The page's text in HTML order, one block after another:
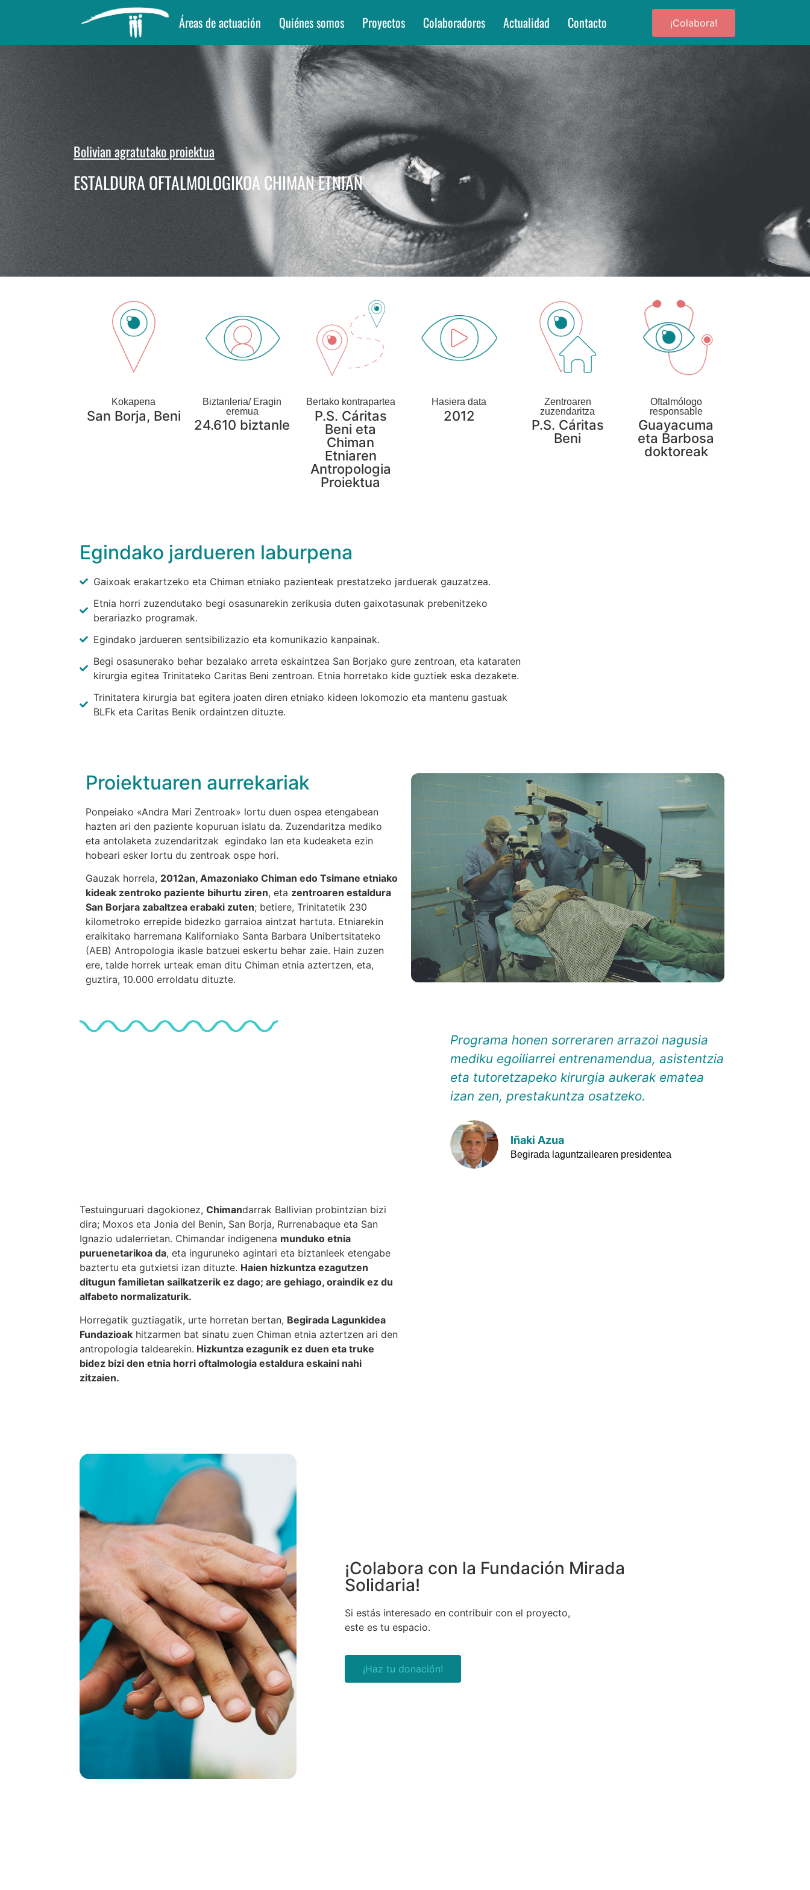
Áreas de actuación Quiénes somos Proyectos Colaboradores Actualidad Contacto ¡Colabora!
Bolivian agratutako proiektua
ESTALDURA OFTALMOLOGIKOA CHIMAN ETNIAN
Kokapena
San Borja, Beni
Biztanleria/ Eragin
eremua
24.610 biztanle
Bertako kontrapartea
P.S. Cáritas
Beni eta
Chiman
Etniaren
Antropologia
Proiektua
Hasiera data
2012
Zentroaren
zuzendaritza
P.S. Cáritas
Beni
Oftalmólogo
responsable
Guayacuma
eta Barbosa
doktoreak
Egindako jardueren laburpena
Gaixoak erakartzeko eta Chiman etniako pazienteak prestatzeko jarduerak gauzatzea.
Etnia horri zuzendutako begi osasunarekin zerikusia duten gaixotasunak prebenitzeko
berariazko programak.
Egindako jardueren sentsibilizazio eta komunikazio kanpainak.
Begi osasunerako behar bezalako arreta eskaintzea San Borjako gure zentroan, eta kataraten
kirurgia egitea Trinitateko Caritas Beni zentroan. Etnia horretako kide guztiek eska dezakete.
Trinitatera kirurgia bat egitera joaten diren etniako kideen lokomozio eta mantenu gastuak
BLFk eta Caritas Benik ordaintzen dituzte.
Proiektuaren aurrekariak
Ponpeiako «Andra Mari Zentroak» lortu duen ospea etengabean
hazten ari den paziente kopuruan islatu da. Zuzendaritza mediko
eta antolaketa zuzendaritzak egindako lan eta kudeaketa ezin
hobeari esker lortu du zentroak ospe hori.
Gauzak horrela, 2012an, Amazoniako Chiman edo Tsimane etniako
kideak zentroko paziente bihurtu ziren, eta zentroaren estaldura
San Borjara zabaltzea erabaki zuten; betiere, Trinitatetik 230
kilometroko errepide bidezko garraioa aintzat hartuta. Etniarekin
eraikitako harremana Kaliforniako Santa Barbara Unibertsitateko
(AEB) Antropologia ikasle batzuei eskertu behar zaie. Hain zuzen
ere, talde horrek urteak eman ditu Chiman etnia aztertzen, eta,
guztira, 10.000 erroldatu dituzte.
Programa honen sorreraren arrazoi nagusia
mediku egoiliarrei entrenamendua, asistentzia
eta tutoretzapeko kirurgia aukerak ematea
izan zen, prestakuntza osatzeko.
Iñaki Azua
Begirada laguntzailearen presidentea
Testuinguruari dagokionez, Chimandarrak Ballivian probintzian bizi
dira; Moxos eta Jonia del Benin, San Borja, Rurrenabaque eta San
Ignazio udalerrietan. Chimandar indigenena munduko etnia
puruenetarikoa da, eta inguruneko agintari eta biztanleek etengabe
baztertu eta gutxietsi izan dituzte. Haien hizkuntza ezagutzen
ditugun familietan sailkatzerik ez dago; are gehiago, oraindik ez du
alfabeto normalizaturik.
Horregatik guztiagatik, urte horretan bertan, Begirada Lagunkidea
Fundazioak hitzarmen bat sinatu zuen Chiman etnia aztertzen ari den
antropologia taldearekin. Hizkuntza ezagunik ez duen eta truke
bidez bizi den etnia horri oftalmologia estaldura eskaini nahi
zitzaien.
¡Colabora con la Fundación Mirada
Solidaria!
Si estás interesado en contribuir con el proyecto,
este es tu espacio.
¡Haz tu donación!